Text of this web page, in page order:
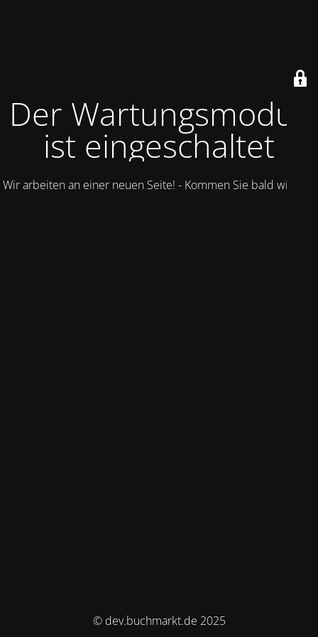
Der Wartungsmodus
ist eingeschaltet
Wir arbeiten an einer neuen Seite! - Kommen Sie bald wieder.
© dev.buchmarkt.de 2025